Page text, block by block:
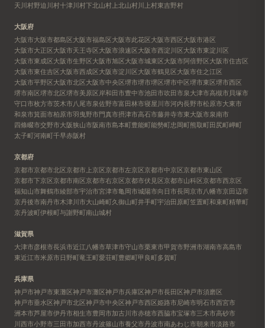
天川村野迫川村十津川村下北山村 上北山村川上村東吉野村
大阪府
大阪市大阪市都島区大阪市福島区大阪市此花区大阪市西区大阪市港区
大阪市大正区大阪市天王寺区大阪市浪速区大阪市西淀川区大阪市東淀川区
大阪市東成区大阪市生野区大阪市旭区大阪市城東区大阪市阿倍野区大阪市住吉区
大阪市東住吉区大阪市西成区大阪市淀川区大阪市鶴見区大阪市住之江区
大阪市平野区大阪市北区大阪市中央区堺市堺市堺区堺市中区堺市東区堺市西区
堺市南区堺市北区堺市美原区岸和田市豊中市池田市吹田市泉大津市高槻市 貝塚市
守口市枚方市茨木市八尾市泉佐野市富田林市寝屋川市河内長野市松原市大東市
和泉市箕面市柏原市羽曳野市門真市摂津市高石市藤井寺市東大阪市泉南市
四條畷市交野市大阪狭山市阪南市島本町豊能町能勢町忠岡町熊取町田尻町岬町
太子町河南町千早赤阪村
京都府
京都市京都市北区京都市上京区京都市左京区京都市中京区京都市東山区
京都市下京区京都市南区京都市右京区京都市伏見区京都市山科区京都市西京区
福知山市舞鶴市綾部市宇治市宮津市亀岡市城陽市向日市長岡京市八幡市京田辺市
京丹後市南丹市木津川市大山崎町久御山町井手町宇治田原町笠置町和束町精華町
京丹波町伊根町与謝野町南山城村
滋賀県
大津市彦根市長浜市近江八幡市草津市守山市栗東市甲賀市野洲市湖南市高島市
東近江市米原市日野町竜王町愛荘町豊郷町甲良町多賀町
兵庫県
神戸市神戸市東灘区神戸市灘区神戸市兵庫区神戸市長田区神戸市須磨区
神戸市垂水区神戸市北区神戸市中央区神戸市西区姫路市尼崎市明石市西宮市
洲本市芦屋市伊丹市相生市豊岡市加古川市赤穂市西脇市宝塚市三木市高砂市
川西市小野市三田市加西市丹波篠山市養父市丹波市南あわじ市朝来市淡路市